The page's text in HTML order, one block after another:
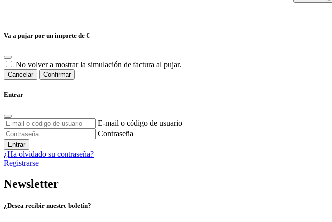
Va a pujar por un importe de €
No volver a mostrar la simulación de factura al pujar.
Cancelar Confirmar
Entrar
E-mail o código de usuario
Contraseña
Entrar
¿Ha olvidado su contraseña?
Registrarse
Newsletter
¿Desea recibir nuestro boletín?